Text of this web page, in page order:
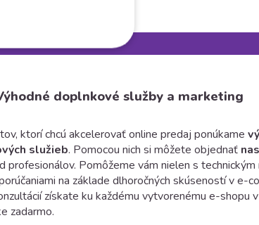
doplnkové služby a marketing
ktorí chcú akcelerovať online predaj ponúkame
služieb. Pomocou nich si môžete objednať
profesionálov. Pomôžeme vám nielen s technickým
na základe dlhoročných skúseností v e-
získate ku každému vytvorenému e-shopu
zadarmo.